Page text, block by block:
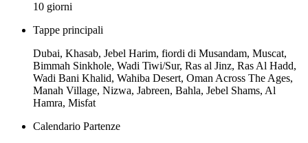
10 giorni
Tappe principali
Dubai, Khasab, Jebel Harim, fiordi di Musandam, Muscat,
Bimmah Sinkhole, Wadi Tiwi/Sur, Ras al Jinz, Ras Al Hadd,
Wadi Bani Khalid, Wahiba Desert, Oman Across The Ages,
Manah Village, Nizwa, Jabreen, Bahla, Jebel Shams, Al
Hamra, Misfat
Calendario Partenze